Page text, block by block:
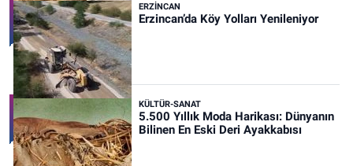
ERZINCAN
Erzincan’da Köy Yolları Yenileniyor
KÜLTÜR-SANAT
5.500 Yıllık Moda Harikası: Dünyanın
Bilinen En Eski Deri Ayakkabısı